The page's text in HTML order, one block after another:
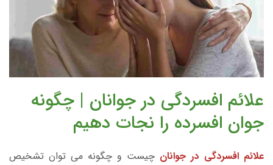
علائم افسردگی در جوانان | چگونه
جوان افسرده را نجات دهیم
علائم افسردگی در جوانان چیست و چگونه می توان تشخیص